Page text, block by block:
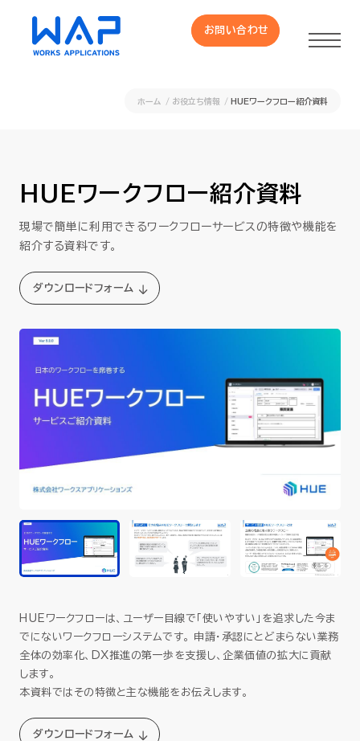
お問い合わせ
サービス
OXYGラインナップ
セミナー
お役立ち情報
採用
会社情報
EN
ホーム お役立ち情報 HUEワークフロー紹介資料
HUEワークフロー紹介資料
現場で簡単に利用できるワークフローサービスの特徴や機能を
紹介する資料です。
ダウンロードフォーム
HUEワークフローは、ユーザー目線で「使いやすい」を追求した今ま
でにないワークフローシステムです。 申請・承認にとどまらない業務
全体の効率化、DX推進の第一歩を支援し、企業価値の拡大に貢献
します。
本資料ではその特徴と主な機能をお伝えします。
ダウンロードフォーム
お問い合わせ